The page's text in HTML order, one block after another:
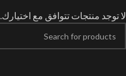
لا توجد منتجات تتوافق مع اختيارك.